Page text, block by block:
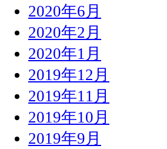
2020年6月
2020年2月
2020年1月
2019年12月
2019年11月
2019年10月
2019年9月